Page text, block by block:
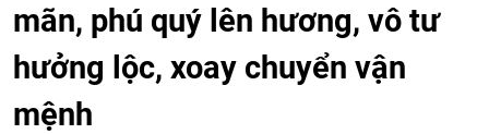
mãn, phú quý lên hương, vô tư
hưởng lộc, xoay chuyển vận
mệnh